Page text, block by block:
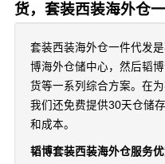
货，套装西装海外仓
套装西装海外仓一件代发
博海外仓储中心，然后韬
货等一系列综合方案。在
我们还免费提供30天仓储
和成本。
韬博套装西装海外仓服务